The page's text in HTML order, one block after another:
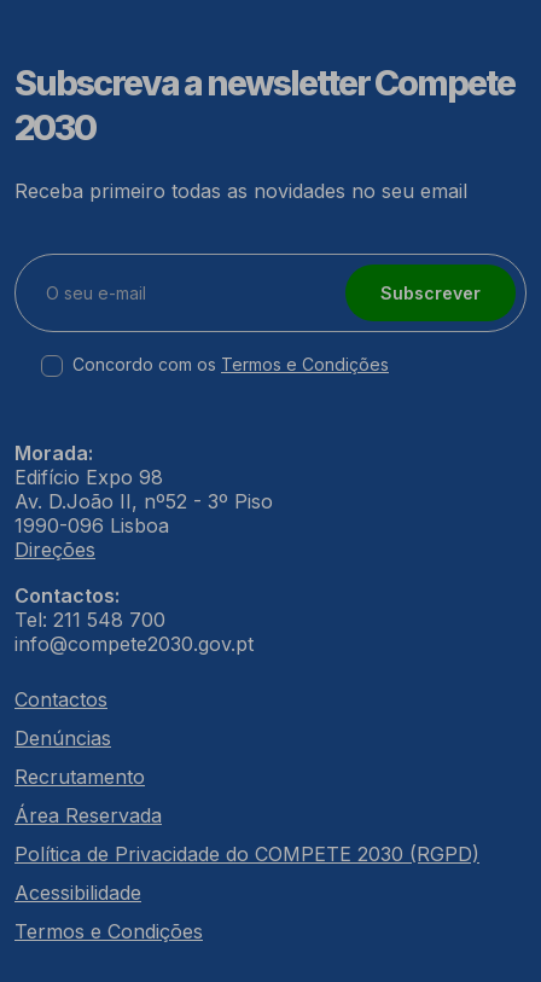
Subscreva a newsletter Compete
2030
Receba primeiro todas as novidades no seu email
Subscrever
Concordo com os Termos e Condições
Morada:
Edifício Expo 98
Av. D.João II, nº52 - 3º Piso
1990-096 Lisboa
Direções
Contactos:
Tel: 211 548 700
info@compete2030.gov.pt
Contactos
Denúncias
Recrutamento
Área Reservada
Política de Privacidade do COMPETE 2030 (RGPD)
Acessibilidade
Termos e Condições